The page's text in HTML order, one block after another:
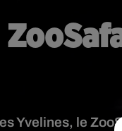
Yvelines, le